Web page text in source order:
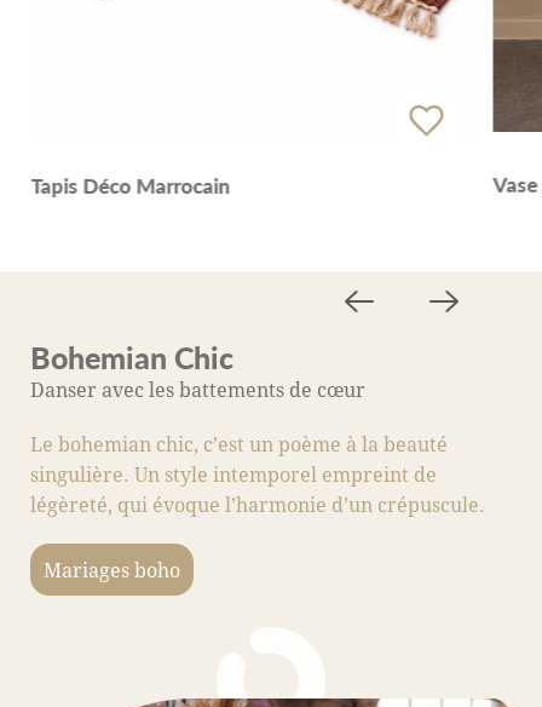
Tapis Déco Marrocain
Bohemian Chic
Danser avec les battements de cœur
Le bohemian chic, c’est un poème à la beauté
singulière. Un style intemporel empreint de
légèreté, qui évoque l’harmonie d’un crépuscule.
Mariages boho